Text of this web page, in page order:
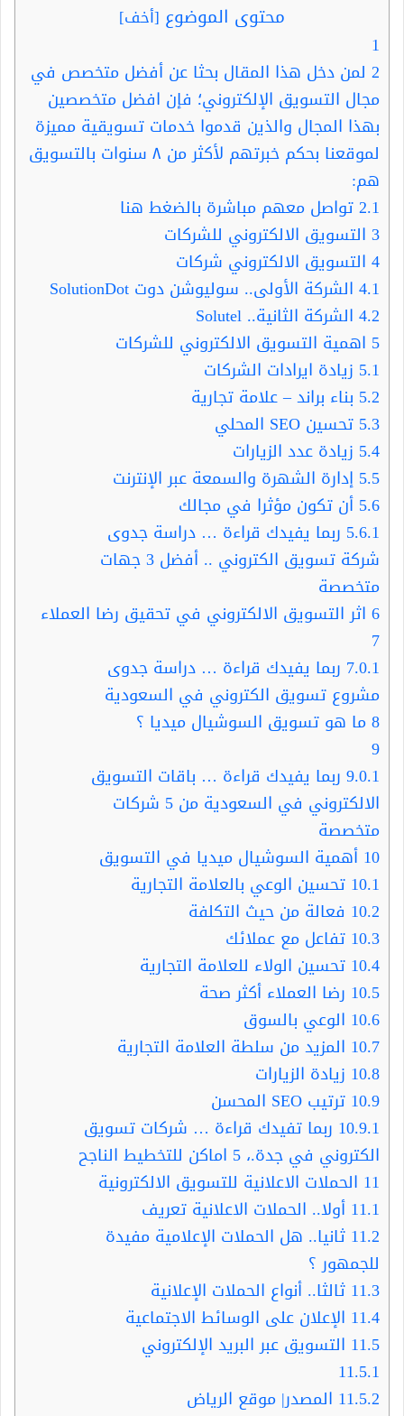
محتوى الموضوع [أخف]
1
2 لمن دخل هذا المقال بحثا عن أفضل متخصص في
مجال التسويق الإلكتروني؛ فإن افضل متخصصين
بهذا المجال والذين قدموا خدمات تسويقية مميزة
لموقعنا بحكم خبرتهم لأكثر من ٨ سنوات بالتسويق
هم:
2.1تواصل معهم مباشرة بالضغط هنا
3 التسويق الالكتروني للشركات
4 التسويق الالكتروني شركات
4.1 الشركة الأولى.. سوليوشن دوت SolutionDot
4.2 الشركة الثانية.. Solutel
5 اهمية التسويق الالكتروني للشركات
5.1 زيادة ايرادات الشركات
5.2 بناء براند – علامة تجارية
5.3 تحسين SEO المحلي
5.4 زيادة عدد الزيارات
5.5 إدارة الشهرة والسمعة عبر الإنترنت
5.6 أن تكون مؤثرا في مجالك
5.6.1 ربما يفيدك قراءة … دراسة جدوى
شركة تسويق الكتروني .. أفضل 3 جهات
متخصصة
6 اثر التسويق الالكتروني في تحقيق رضا العملاء
7
7.0.1 ربما يفيدك قراءة … دراسة جدوى
مشروع تسويق الكتروني في السعودية
8ما هو تسويق السوشيال ميديا ؟
9
9.0.1 ربما يفيدك قراءة … باقات التسويق
الالكتروني في السعودية من 5 شركات
متخصصة
10 أهمية السوشيال ميديا في التسويق
10.1 تحسين الوعي بالعلامة التجارية
10.2 فعالة من حيث التكلفة
10.3 تفاعل مع عملائك
10.4 تحسين الولاء للعلامة التجارية
10.5 رضا العملاء أكثر صحة
10.6 الوعي بالسوق
10.7 المزيد من سلطة العلامة التجارية
10.8 زيادة الزيارات
10.9 ترتيب SEO المحسن
10.9.1 ربما تفيدك قراءة … شركات تسويق
الكتروني في جدة.، 5 اماكن للتخطيط الناجح
11 الحملات الاعلانية للتسويق الالكترونية
11.1 أولا.. الحملات الاعلانية تعريف
11.2 ثانيا.. هل الحملات الإعلامية مفيدة
للجمهور ؟
11.3 ثالثا.. أنواع الحملات الإعلانية
11.4 الإعلان على الوسائط الاجتماعية
11.5 التسويق عبر البريد الإلكتروني
11.5.1
11.5.2 المصدر| موقع الرياض